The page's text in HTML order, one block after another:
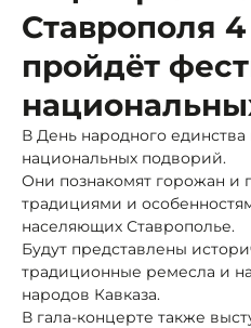
Ставрополя
пройдёт
В День народного единства
национальных подворий.
Они познакомят горожан и
традициями и
населяющих Ставрополье.
Будут представлены
традиционные ремесла и
народов Кавказа.
В гала-концерте также